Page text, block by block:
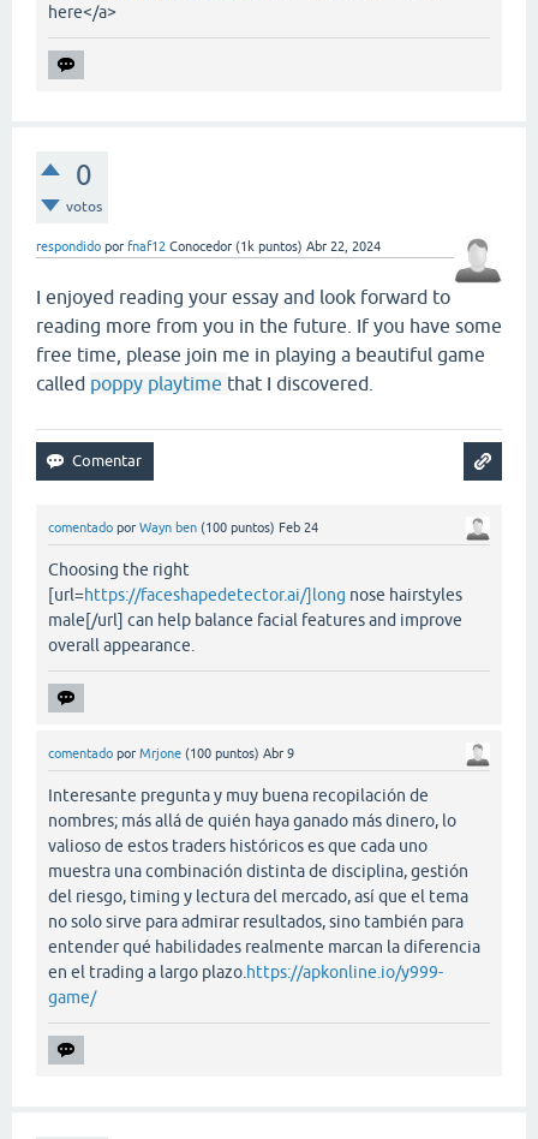
here</a>
0
votos
respondido por fnaf12 Conocedor (1k puntos) Abr 22, 2024
I enjoyed reading your essay and look forward to
reading more from you in the future. If you have some
free time, please join me in playing a beautiful game
called poppy playtime that I discovered.
comentado por Wayn ben (100 puntos) Feb 24
Choosing the right
[url=https://faceshapedetector.ai/]long nose hairstyles
male[/url] can help balance facial features and improve
overall appearance.
comentado por Mrjone (100 puntos) Abr 9
Interesante pregunta y muy buena recopilación de
nombres; más allá de quién haya ganado más dinero, lo
valioso de estos traders históricos es que cada uno
muestra una combinación distinta de disciplina, gestión
del riesgo, timing y lectura del mercado, así que el tema
no solo sirve para admirar resultados, sino también para
entender qué habilidades realmente marcan la diferencia
en el trading a largo plazo.https://apkonline.io/y999-
game/